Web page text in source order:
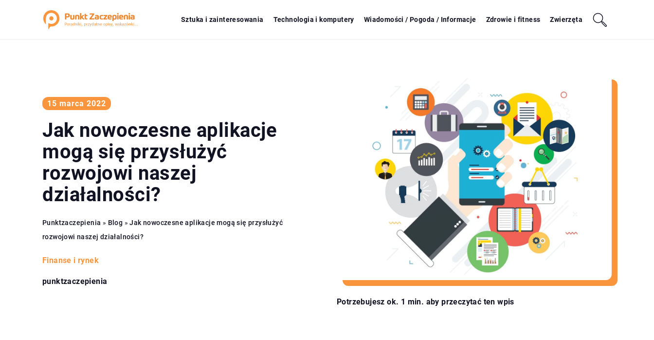
Sztuka i zainteresowania Technologia i komputery Wiadomości / Pogoda / Informacje Zdrowie i fitness Zwierzęta
15 marca 2022
Jak nowoczesne aplikacje
mogą się przysłużyć
rozwojowi naszej
działalności?
Punktzaczepienia » Blog »Jak nowoczesne aplikacje mogą się przysłużyć
rozwojowi naszej działalności?
Finanse i rynek
punktzaczepienia
Potrzebujesz ok. 1 min. aby przeczytać ten wpis